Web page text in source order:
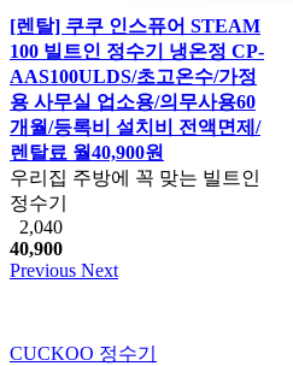
[렌탈] 쿠쿠 인스퓨어 STEAM
100 빌트인 정수기 냉온정 CP-
AAS100ULDS/초고온수/가정
용 사무실 업소용/의무사용60
개월/등록비 설치비 전액면제/
렌탈료 월40,900원
우리집 주방에 꼭 맞는 빌트인
정수기
2,040
40,900
Previous Next
CUCKOO 정수기